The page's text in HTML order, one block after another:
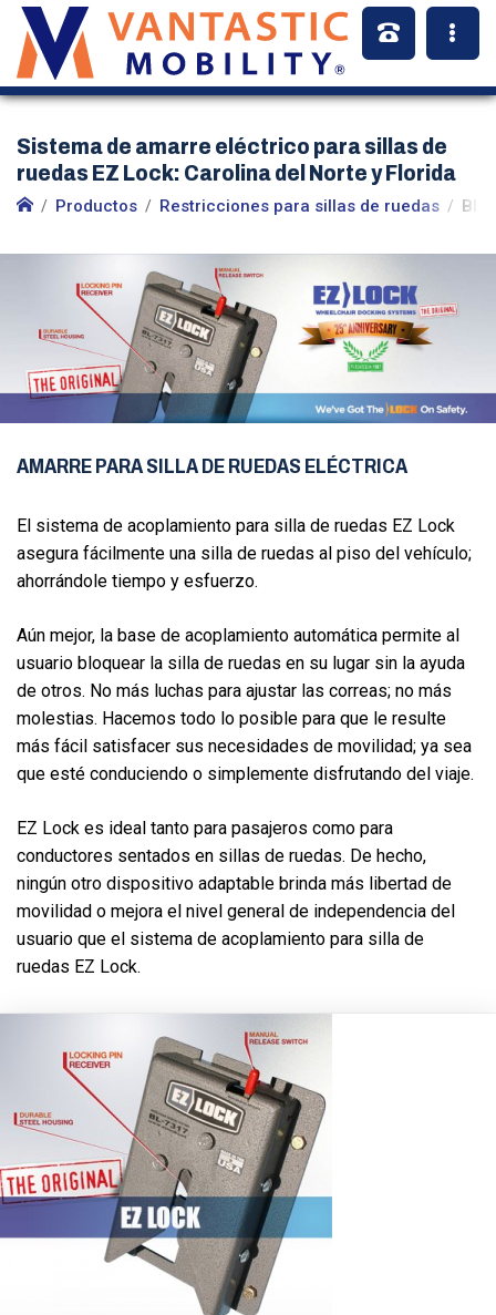
Sistema de amarre eléctrico para sillas de
ruedas EZ Lock: Carolina del Norte y Florida
Productos Restricciones para sillas de ruedas
AMARRE PARA SILLA DE RUEDAS ELÉCTRICA
El sistema de acoplamiento para silla de ruedas EZ Lock
asegura fácilmente una silla de ruedas al piso del vehículo;
ahorrándole tiempo y esfuerzo.
Aún mejor, la base de acoplamiento automática permite al
usuario bloquear la silla de ruedas en su lugar sin la ayuda
de otros. No más luchas para ajustar las correas; no más
molestias. Hacemos todo lo posible para que le resulte
más fácil satisfacer sus necesidades de movilidad; ya sea
que esté conduciendo o simplemente disfrutando del viaje.
EZ Lock es ideal tanto para pasajeros como para
conductores sentados en sillas de ruedas. De hecho,
ningún otro dispositivo adaptable brinda más libertad de
movilidad o mejora el nivel general de independencia del
usuario que el sistema de acoplamiento para silla de
ruedas EZ Lock.